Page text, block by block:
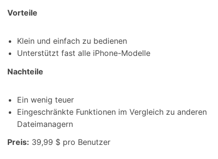
Vorteile
Klein und einfach zu bedienen
Unterstützt fast alle iPhone-Modelle
Nachteile
Ein wenig teuer
Eingeschränkte Funktionen im Vergleich zu anderen
Dateimanagern
Preis: 39,99 $ pro Benutzer